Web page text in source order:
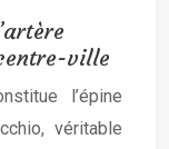
ville
l’épine
véritable